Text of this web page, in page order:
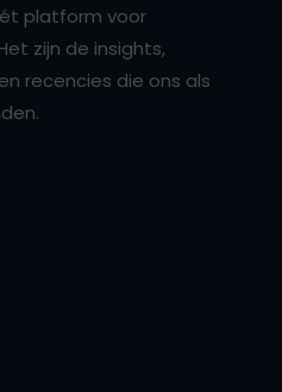
platform voor
zijn de insights,
recencies die ons als